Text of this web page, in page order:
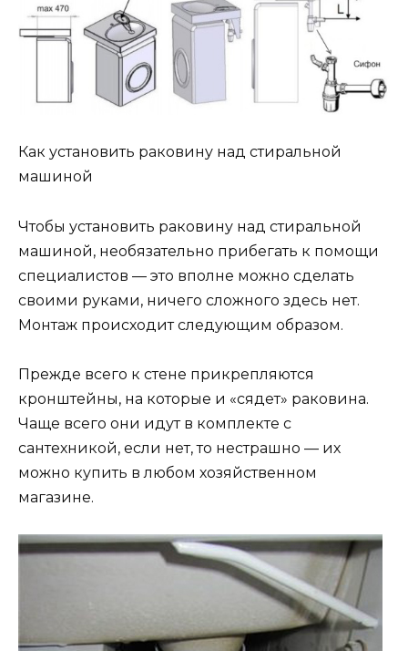
Как установить раковину над стиральной
машиной
Чтобы установить раковину над стиральной
машиной, необязательно прибегать к помощи
специалистов — это вполне можно сделать
своими руками, ничего сложного здесь нет.
Монтаж происходит следующим образом.
Прежде всего к стене прикрепляются
кронштейны, на которые и «сядет» раковина.
Чаще всего они идут в комплекте с
сантехникой, если нет, то нестрашно — их
можно купить в любом хозяйственном
магазине.